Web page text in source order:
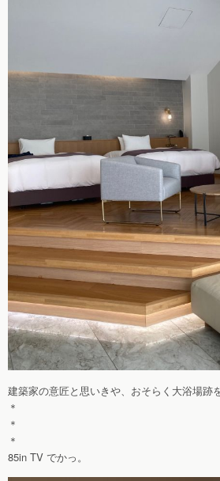
建築家の意匠と思いきや、おそらく大浴場跡
＊
＊
＊
85in TV でかっ。